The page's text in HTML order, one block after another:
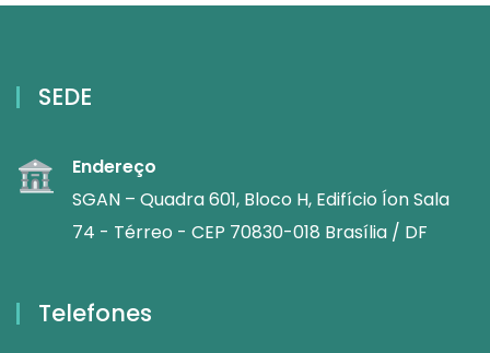
SEDE
Endereço
SGAN – Quadra 601, Bloco H, Edifício Íon Sala
74 - Térreo - CEP 70830-018 Brasília / DF
Telefones